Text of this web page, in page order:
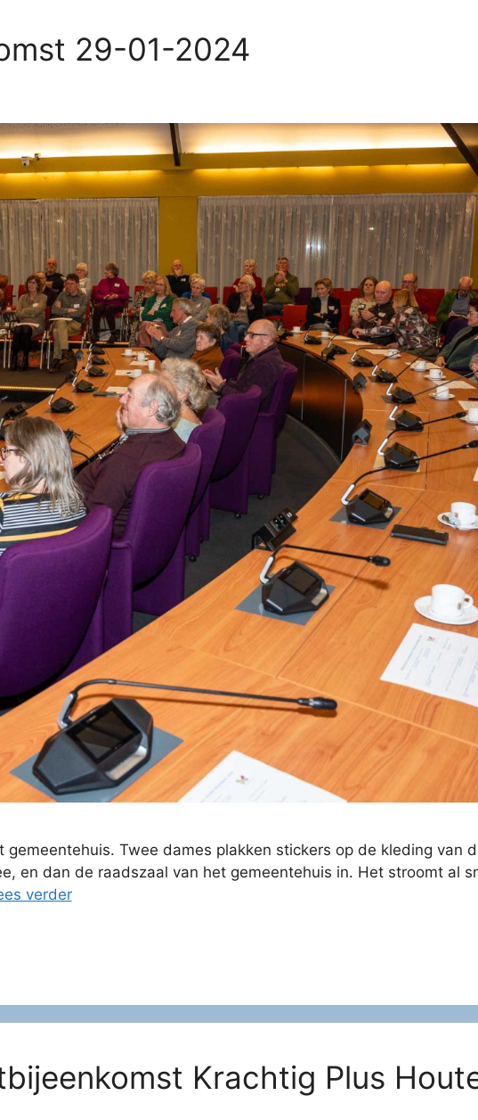
29-01-2024
Twee dames plakken stickers op de kleding van
en dan de raadszaal van het gemeentehuis in. Het stroomt al
verder
Krachtig Plus